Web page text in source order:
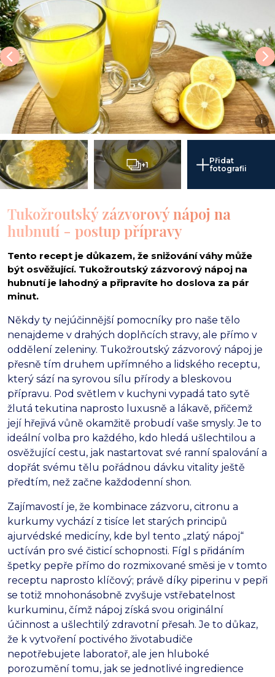
i
+1
Přidat
fotografii
Tukožroutský zázvorový nápoj na
hubnutí - postup přípravy
Tento recept je důkazem, že snižování váhy může
být osvěžující. Tukožroutský zázvorový nápoj na
hubnutí je lahodný a připravíte ho doslova za pár
minut.
Někdy ty nejúčinnější pomocníky pro naše tělo
nenajdeme v drahých doplňcích stravy, ale přímo v
oddělení zeleniny. Tukožroutský zázvorový nápoj je
přesně tím druhem upřímného a lidského receptu,
který sází na syrovou sílu přírody a bleskovou
přípravu. Pod světlem v kuchyni vypadá tato sytě
žlutá tekutina naprosto luxusně a lákavě, přičemž
její hřejivá vůně okamžitě probudí vaše smysly. Je to
ideální volba pro každého, kdo hledá ušlechtilou a
osvěžující cestu, jak nastartovat své ranní spalování a
dopřát svému tělu pořádnou dávku vitality ještě
předtím, než začne každodenní shon.
Zajímavostí je, že kombinace zázvoru, citronu a
kurkumy vychází z tisíce let starých principů
ajurvédské medicíny, kde byl tento „zlatý nápoj“
uctíván pro své čisticí schopnosti. Fígl s přidáním
špetky pepře přímo do rozmixované směsi je v tomto
receptu naprosto klíčový; právě díky piperinu v pepři
se totiž mnohonásobně zvyšuje vstřebatelnost
kurkuminu, čímž nápoj získá svou originální
účinnost a ušlechtilý zdravotní přesah. Je to důkaz,
že k vytvoření poctivého životabudiče
nepotřebujete laboratoř, ale jen hluboké
porozumění tomu, jak se jednotlivé ingredience